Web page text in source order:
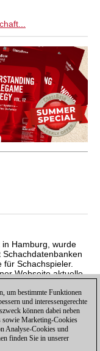
in Hamburg, wurde
Schachspieler.
Webseite aktuelle
als wichtigste
um bestimmte Funktionen
und interessengerechte
können dabei neben
sowie Marketing-Cookies
Analyse-Cookies und
finden Sie in unserer